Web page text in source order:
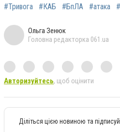
#Тривога #КАБ #БпЛА #атака
Ольга Зенюк
Головна редакторка 061.ua
Авторизуйтесь, щоб оцінити
Діліться цією новиною та